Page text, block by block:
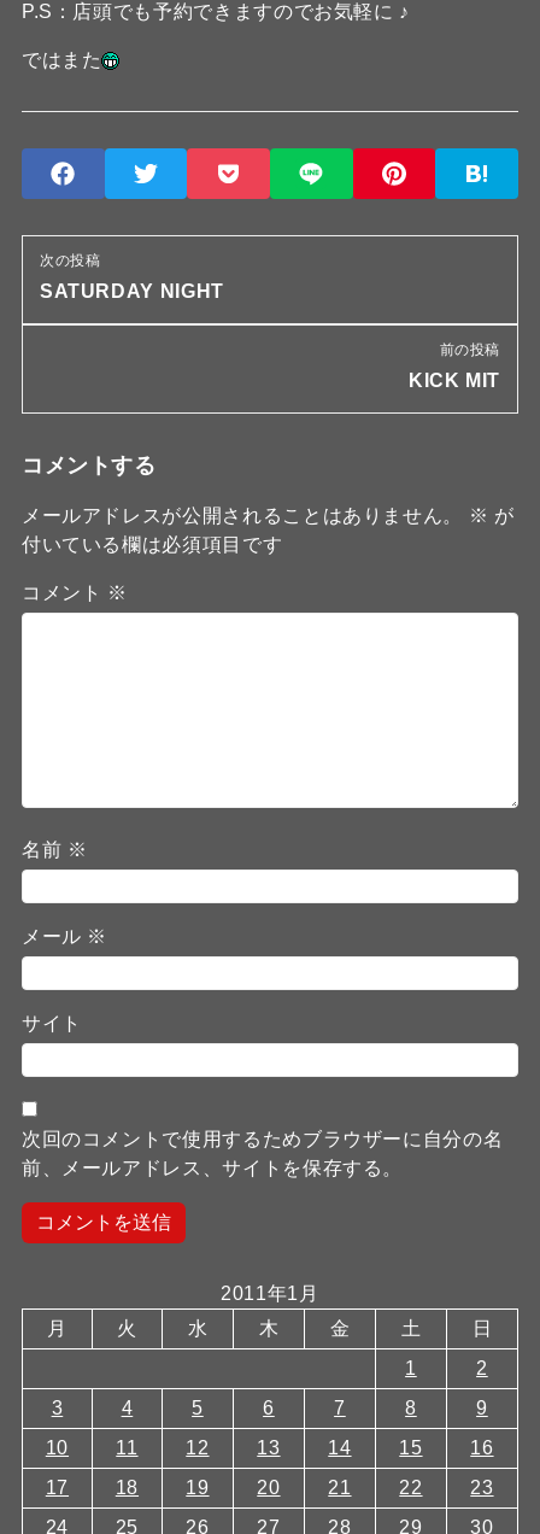
P.S：店頭でも予約できますのでお気軽に ♪
ではまた
次の投稿
SATURDAY NIGHT
前の投稿
KICK MIT
コメントする
メールアドレスが公開されることはありません。 ※ が
付いている欄は必須項目です
コメント ※
名前 ※
メール ※
サイト
次回のコメントで使用するためブラウザーに自分の名
前、メールアドレス、サイトを保存する。
2011年1月
月
火 水 木 金 土
日
1
2
3
4 5 6 7 8
9
10
11 12 13 14 15
16
17
18 19 20 21 22
23
24
25 26 27 28 29 30